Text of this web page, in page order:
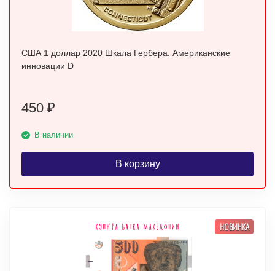
США 1 доллар 2020 Шкала Гербера. Американские
инновации D
450 ₽
В наличии
В корзину
НОВИНКА